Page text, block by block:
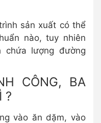
sản xuất có thể
nào, tuy nhiên
chứa lượng đường
CÔNG, BA
?
vào ăn dặm, vào